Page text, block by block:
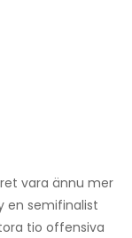
vara ännu mer
en semifinalist
tio offensiva